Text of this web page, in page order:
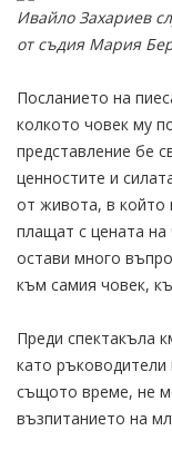
Ивайло Захариев
от съдия Мария
Посланието на
колкото човек му
представление бе
ценностите и
от живота, в който
плащат с цената
остави много
към самия човек,
Преди спектакъла
като
същото време, не
възпитанието на